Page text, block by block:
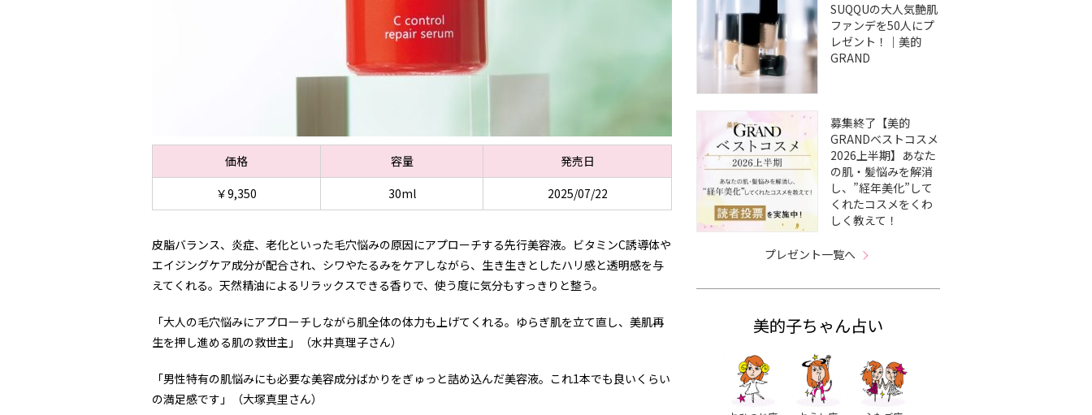
価格 容量
発売日
￥9,350
30ml 2025/07/22
皮脂バランス、炎症、老化といった毛穴悩みの原因にアプローチする先行美容液。ビタミンC誘導体や
エイジングケア成分が配合され、シワやたるみをケアしながら、生き生きとしたハリ感と透明感を与
えてくれる。天然精油によるリラックスできる香りで、使う度に気分もすっきりと整う。
「大人の毛穴悩みにアプローチしながら肌全体の体力も上げてくれる。ゆらぎ肌を立て直し、美肌再
生を押し進める肌の救世主」（水井真理子さん）
「男性特有の肌悩みにも必要な美容成分ばかりをぎゅっと詰め込んだ美容液。これ1本でも良いくらい
の満足感です」（大塚真里さん）
SUQQUの大人気艶肌
ファンデを50人にプ
レゼント！｜美的
GRAND
募集終了【美的
GRANDベストコスメ
2026上半期】あなた
の肌・髪悩みを解消
し、”経年美化”して
くれたコスメをくわ
しく教えて！
プレゼント一覧へ
美的子ちゃん占い